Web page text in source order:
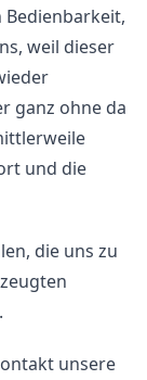
weil dieser
ganz ohne da
und die
die uns zu
unsere